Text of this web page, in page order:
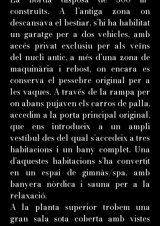
construïts. A l’antiga zona on
descansava el bestiar, s’hi ha habilitat
un garatge per a dos vehicles, amb
accés privat exclusiu per als veïns
del nucli antic, a més d’una zona de
maquinària i rebost, on encara es
conserva el pessebre original per a
les vaques. A través de la rampa per
on abans pujaven els carros de palla,
accedim a la porta principal original,
que ens introdueix a un ampli
vestíbul des del qual s’accedeix a tres
habitacions i un bany complet. Una
d’aquestes habitacions s’ha convertit
en un espai de gimnàs/spa, amb
banyera nòrdica i sauna per a la
relaxació.
A la planta superior trobem una
gran sala sota coberta amb vistes